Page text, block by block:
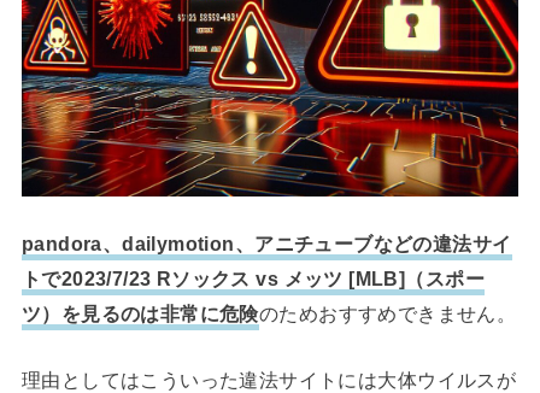
pandora、dailymotion、アニチューブなどの違法サイ
トで2023/7/23 Rソックス vs メッツ [MLB]（スポー
ツ）を見るのは非常に危険のためおすすめできません。
理由としてはこういった違法サイトには大体ウイルスが